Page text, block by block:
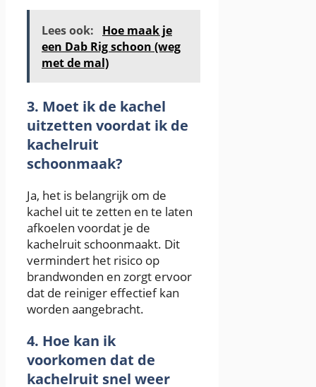
Lees ook:
Hoe maak je
een Dab Rig schoon (weg
met de mal)
3. Moet ik de kachel
uitzetten voordat ik de
kachelruit
schoonmaak?
Ja, het is belangrijk om de
kachel uit te zetten en te laten
afkoelen voordat je de
kachelruit schoonmaakt. Dit
vermindert het risico op
brandwonden en zorgt ervoor
dat de reiniger effectief kan
worden aangebracht.
4. Hoe kan ik
voorkomen dat de
kachelruit snel weer